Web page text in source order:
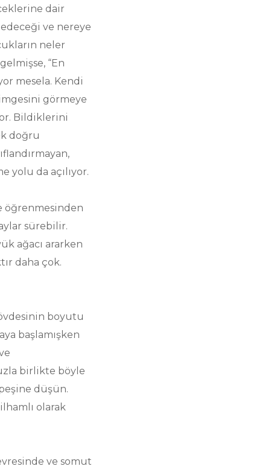
dair
edeceği ve nereye
neler
“En
mesela. Kendi
görmeye
Bildiklerini
doğru
yolu da açılıyor.
öğrenmesinden
sürebilir.
ağacı ararken
daha çok.
boyutu
başlamışken
birlikte böyle
düşün.
olarak
ve somut